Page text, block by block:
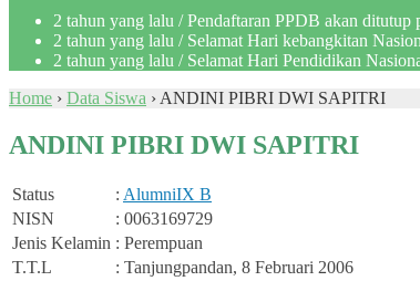
2 tahun yang lalu / Pendaftaran PPDB akan
2 tahun yang lalu / Selamat Hari kebangkitan
2 tahun yang lalu / Selamat Hari Pendidikan
Home › Data Siswa › ANDINI PIBRI DWI SAPITRI
ANDINI PIBRI DWI SAPITRI
Status : AlumniIX B
NISN
: 0063169729
Jenis Kelamin : Perempuan
T.T.L
: Tanjungpandan, 8 Februari 2006